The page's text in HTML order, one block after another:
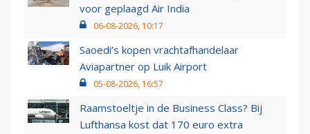
voor geplaagd Air India
06-08-2026, 10:17
Saoedi’s kopen vrachtafhandelaar
Aviapartner op Luik Airport
05-08-2026, 16:57
Raamstoeltje in de Business Class? Bij
Lufthansa kost dat 170 euro extra